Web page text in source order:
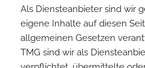
Als Diensteanbieter sind wir
eigene Inhalte auf diesen
allgemeinen Gesetzen
TMG sind wir als